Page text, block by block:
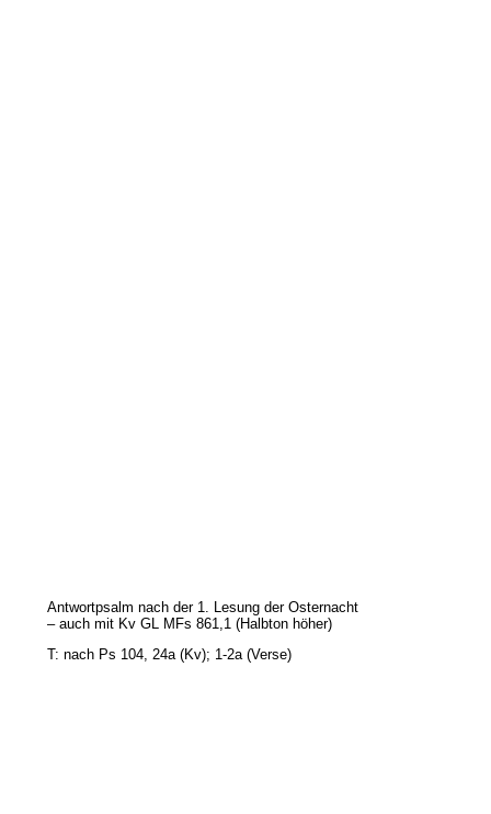
Antwortpsalm nach der 1. Lesung der Osternacht
– auch mit Kv GL MFs 861,1 (Halbton höher)
T: nach Ps 104, 24a (Kv); 1-2a (Verse)